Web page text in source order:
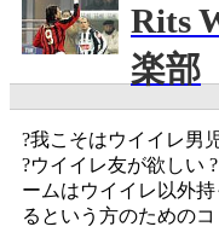
Rits
楽部
?我こそはウイイレ男
?ウイイレ友が欲しい
ームはウイイレ以外
るという方のための